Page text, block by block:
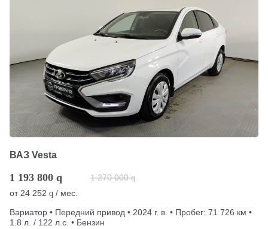
ВАЗ Vesta
1 193 800 q 1 270 000 q
от24 252 q / мес.
Вариатор • Передний привод • 2024 г. в. • Пробег: 71 726 км •
1.8 л. / 122 л.с. • Бензин